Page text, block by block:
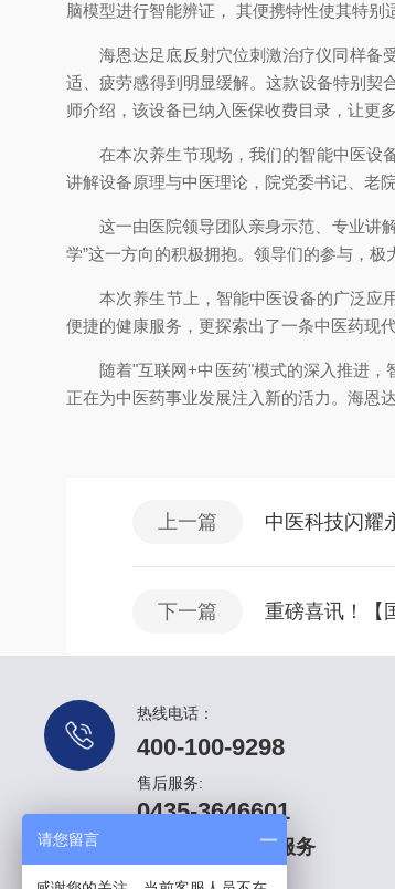
脑模型进行智能辨证， 其便携特性使其特
海恩达足底反射穴位刺激治疗仪同样备
适、疲劳感得到明显缓解。这款设备特别契
师介绍，该设备已纳入医保收费目录，让更
在本次养生节现场，我们的智能中医设
讲解设备原理与中医理论，院党委书记、老
这一由医院领导团队亲身示范、专业讲
学”这一方向的积极拥抱。领导们的参与，
本次养生节上，智能中医设备的广泛应
便捷的健康服务，更探索出了一条中医药现
随着"互联网+中医药"模式的深入推进
正在为中医药事业发展注入新的活力。海恩
上一篇 中医科技闪耀
下一篇 重磅喜讯！【
热线电话：
400-100-9298
售后服务:
0435-3646601
提供全天候售后服务
请您留言